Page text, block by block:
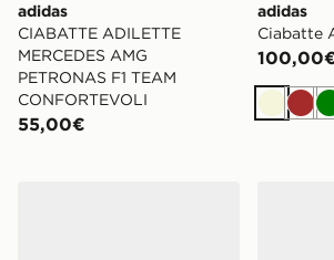
adidas
CIABATTE ADILETTE
MERCEDES AMG
PETRONAS F1 TEAM
CONFORTEVOLI
55,00€
adidas
Ciabatte
Beige